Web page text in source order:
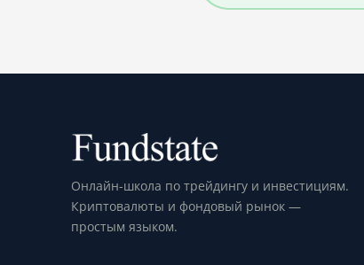
Онлайн-школа по трейдингу и инвестициям.
Криптовалюты и фондовый рынок —
простым языком.